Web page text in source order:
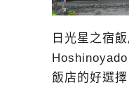
日光星之宿
飯店的好選